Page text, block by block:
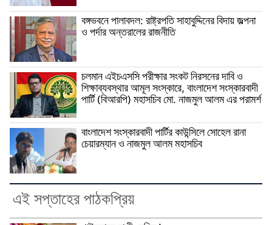
বঙ্গভবনে পালাবদল: রাষ্ট্রপতি সাহাবুদ্দিনের বিদায় জল্পনা
ও পর্দার অন্তরালের রাজনীতি
চলমান এইচএসসি পরীক্ষার সংকট নিরসনের দাবি ও
শিক্ষাব্যবস্থার আমূল সংস্কারে, বাংলাদেশ সংস্কারবাদী
পার্টি (বিআরপি) মহাসচিব মো. নাজমুল আলম এর পরামর্শ
বাংলাদেশ সংস্কারবাদী পার্টির কাউন্সিলে সোহেল রানা
চেয়ারম্যান ও নাজমুল আলম মহাসচিব
এই সপ্তাহের পাঠকপ্রিয়